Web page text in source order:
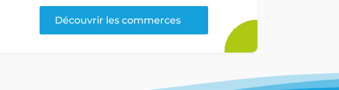
Découvrir les commerces